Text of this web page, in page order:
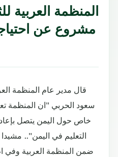
المنظمة العربية
مشروع عن
قال مدير عام المنظمة
سعود الحربي "ان المنظمة
خاص حول اليمن يتصل
التعليم في اليمن"..
ضمن المنظمة العربية وفي